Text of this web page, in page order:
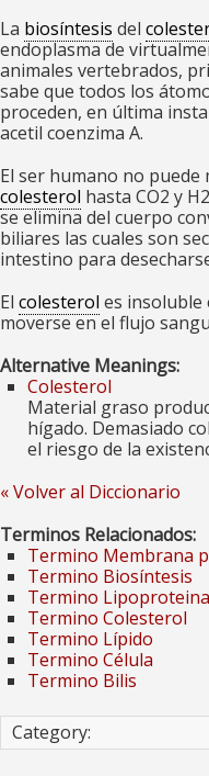
La biosíntesis del
endoplasma de
animales vertebrados,
sabe que todos los
proceden, en última
acetil coenzima A.
El ser humano no
colesterol hasta CO2 y H2
se elimina del cuerpo
biliares las cuales son
intestino para
El colesterol es insoluble
moverse en el flujo
Alternative Meanings:
Colesterol
Material graso
hígado. Demasiado
el riesgo de la
« Volver al Diccionario
Terminos Relacionados:
Termino Membrana
Termino Biosíntesis
Termino Lipoproteina
Termino Colesterol
Termino Lípido
Termino Célula
Termino Bilis
Category: